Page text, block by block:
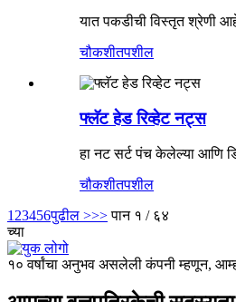
यात पकडीची विस्तृत श्रेणी
चौकशीतपशील
फ्लॅट हेड रिव्हेट नट्स
हा नट सर्ट पंच केलेल्या आणि
चौकशीतपशील
1 23456पुढील >>> पान १ / ६४
च्या
१० वर्षांचा अनुभव असलेली कंपनी म्हणून,